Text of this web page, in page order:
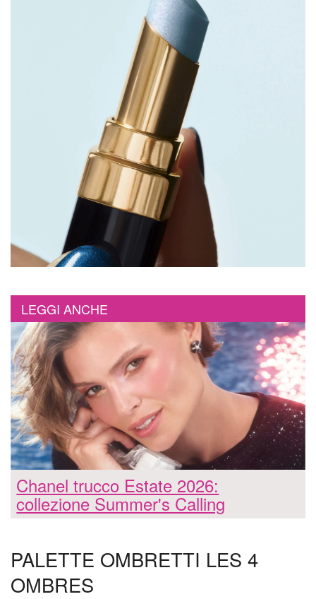
LEGGI ANCHE
Chanel trucco Estate 2026:
collezione Summer's Calling
PALETTE OMBRETTI LES 4
OMBRES